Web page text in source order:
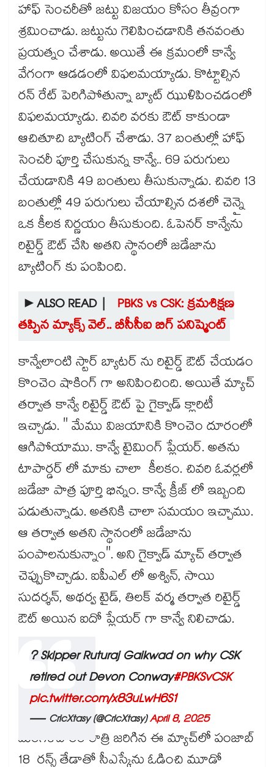
హాఫ్ సెంచరీతో జట్టు విజయం కోసం తీవ్రంగా
శ్రమించాడు. జట్టును గెలిపించడానికి తనవంతు
ప్రయత్నం చేశాడు. అయితే ఈ క్రమంలో కాన్వే
వేగంగా ఆడడంలో విఫలమయ్యాడు. కొట్టాల్సిన
రన్ రేట్ పెరిగిపోతున్నా బ్యాట్ ఝుళిపించడంలో
విఫలమయ్యాడు. చివరి వరకు ఔట్ కాకుండా
ఆచితూచి బ్యాటింగ్ చేశాడు. 37 బంతుల్లో హాఫ్
సెంచరీ పూర్తి చేసుకున్న కాన్వే.. 69 పరుగులు
చేయడానికి 49 బంతులు తీసుకున్నాడు. చివరి 13
బంతుల్లో 49 పరుగులు చేయాల్సిన దశలో చెన్నై
ఒక కీలక నిర్ణయం తీసుకుంది. ఓపెనర్ కాన్వేను
రిటైర్డ్ ఔట్ చేసి అతని స్థానంలో జడేజాను
బ్యాటింగ్ కు పంపింది.
►ALSO READ |
PBKS vs CSK: క్రమశిక్షణ
తప్పిన మ్యాక్స్ వెల్.. బీసీసీఐ బిగ్ పనిష్మెంట్
కాన్వేలాంటి స్టార్ బ్యాటర్ ను రిటైర్డ్ ఔట్ చేయడం
కొంచెం షాకింగ్ గా అనిపించింది. అయితే మ్యాచ్
తర్వాత కాన్వే రిటైర్డ్ ఔట్ పై గైక్వాడ్ క్లారిటీ
ఇచ్చాడు. " మేము విజయానికి కొంచెం దూరంలో
ఆగిపోయాము. కాన్వే టైమింగ్ ప్లేయర్. అతను
టాపార్డర్ లో మాకు చాలా కీలకం. చివరి ఓవర్లలో
జడేజా పాత్ర పూర్తి భిన్నం. కాన్వే క్రీజ్ లో ఇబ్బంది
పడుతున్నాడు. అతనికి చాలా సమయం ఇచ్చాము.
ఆ తర్వాత అతని స్థానంలో జడేజాను
పంపాలనుకున్నాం". అని గైక్వాడ్ మ్యాచ్ తర్వాత
చెప్పుకొచ్చాడు. ఐపీఎల్ లో అశ్విన్, సాయి
సుదర్శన్, అథర్వ టైడ్, తిలక్ వర్మ తర్వాత రిటైర్డ్
ఔట్ అయిన ఐదో ప్లేయర్ గా కాన్వే నిలిచాడు.
? Skipper Ruturaj Gaikwad on why CSK
retired out Devon Conway#PBKSvCSK
pic.twitter.com/x83uLwH6S1
— CricXtasy (@CricXtasy)April 8, 2025
మంగళవారం రాత్రి జరిగిన ఈ మ్యాచ్‌‌‌‌‌‌‌‌లో పంజాబ్‌‌‌‌‌‌‌‌
18 రన్స్ తేడాతో సీఎస్కేను ఓడించి మూడో